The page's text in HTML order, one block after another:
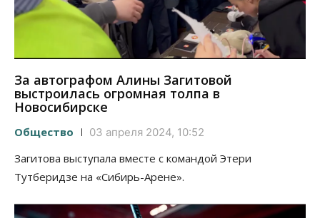
За автографом Алины Загитовой
выстроилась огромная толпа в
Новосибирске
Общество 03 апреля 2024, 10:52
Загитова выступала вместе с командой Этери
Тутберидзе на «Сибирь-Арене».